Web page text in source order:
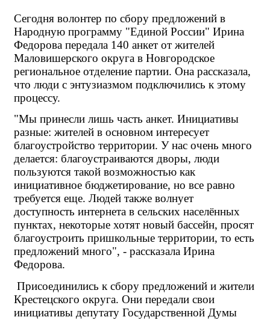
Сегодня волонтер по сбору предложений в
Народную программу "Единой России" Ирина
Федорова передала 140 анкет от жителей
Маловишерского округа в Новгородское
региональное отделение партии. Она рассказала,
что люди с энтузиазмом подключились к этому
процессу.
"Мы принесли лишь часть анкет. Инициативы
разные: жителей в основном интересует
благоустройство территории. У нас очень много
делается: благоустраиваются дворы, люди
пользуются такой возможностью как
инициативное бюджетирование, но все равно
требуется еще. Людей также волнует
доступность интернета в сельских населённых
пунктах, некоторые хотят новый бассейн, просят
благоустроить пришкольные территории, то есть
предложений много", - рассказала Ирина
Федорова.
Присоединились к сбору предложений и жители
Крестецского округа. Они передали свои
инициативы депутату Государственной Думы